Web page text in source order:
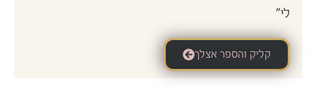
לי"
קליק והספר אצלך